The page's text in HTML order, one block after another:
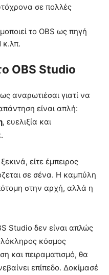
σε πολλές
το OBS ως πηγή
κ.λπ.
OBS Studio
αναρωτιέσαι γιατί να
είναι απλή:
, ευελιξία και
είτε έμπειρος
σε σένα. Η καμπύλη
στην αρχή, αλλά η
Studio δεν είναι απλώς
κόσμος
και πειραματισμό, θα
επίπεδο. Δοκίμασέ